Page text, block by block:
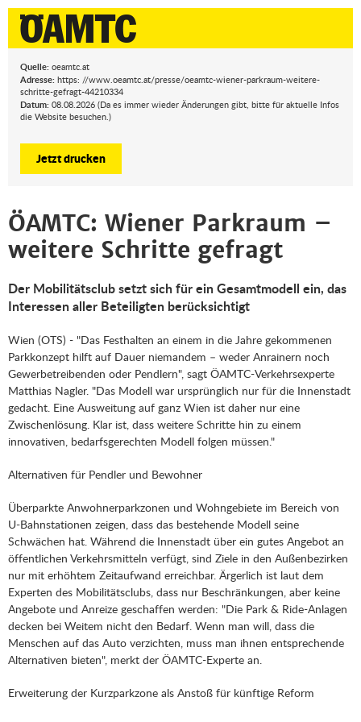
Quelle: oeamtc.at
Adresse: https: //www.oeamtc.at/presse/oeamtc-wiener-parkraum-weitere-
schritte-gefragt-44210334
Datum: 08.08.2026 (Da es immer wieder Änderungen gibt, bitte für aktuelle Infos
die Website besuchen.)
Jetzt drucken
ÖAMTC: Wiener Parkraum –
weitere Schritte gefragt
Der Mobilitätsclub setzt sich für ein Gesamtmodell ein, das
Interessen aller Beteiligten berücksichtigt
Wien (OTS) - "Das Festhalten an einem in die Jahre gekommenen
Parkkonzept hilft auf Dauer niemandem – weder Anrainern noch
Gewerbetreibenden oder Pendlern", sagt ÖAMTC-Verkehrsexperte
Matthias Nagler. "Das Modell war ursprünglich nur für die Innenstadt
gedacht. Eine Ausweitung auf ganz Wien ist daher nur eine
Zwischenlösung. Klar ist, dass weitere Schritte hin zu einem
innovativen, bedarfsgerechten Modell folgen müssen."
Alternativen für Pendler und Bewohner
Überparkte Anwohnerparkzonen und Wohngebiete im Bereich von
U-Bahnstationen zeigen, dass das bestehende Modell seine
Schwächen hat. Während die Innenstadt über ein gutes Angebot an
öffentlichen Verkehrsmitteln verfügt, sind Ziele in den Außenbezirken
nur mit erhöhtem Zeitaufwand erreichbar. Ärgerlich ist laut dem
Experten des Mobilitätsclubs, dass nur Beschränkungen, aber keine
Angebote und Anreize geschaffen werden: "Die Park & Ride-Anlagen
decken bei Weitem nicht den Bedarf. Wenn man will, dass die
Menschen auf das Auto verzichten, muss man ihnen entsprechende
Alternativen bieten", merkt der ÖAMTC-Experte an.
Erweiterung der Kurzparkzone als Anstoß für künftige Reform